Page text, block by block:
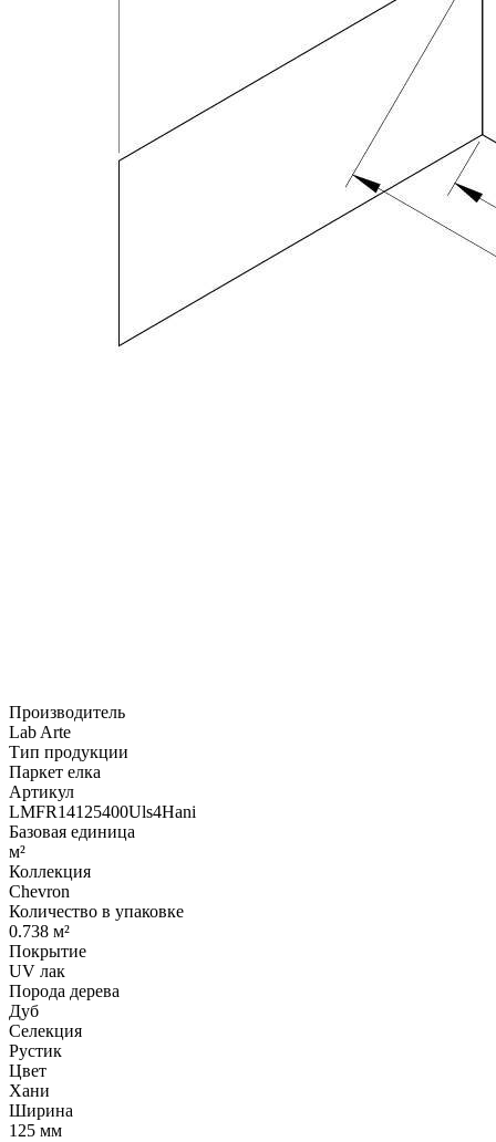
Производитель
Lab Arte
Тип продукции
Паркет елка
Артикул
LMFR14125400Uls4Hani
Базовая единица
м²
Коллекция
Chevron
Количество в упаковке
0.738 м²
Покрытие
UV лак
Порода дерева
Дуб
Селекция
Рустик
Цвет
Хани
Ширина
125 мм